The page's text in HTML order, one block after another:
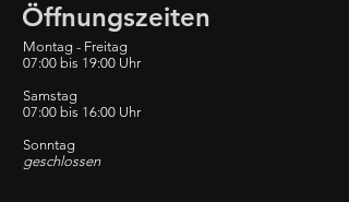
Öffnungszeiten
Montag - Freitag
07:00 bis 19:00 Uhr
Samstag
07:00 bis 16:00 Uhr
Sonntag
geschlossen